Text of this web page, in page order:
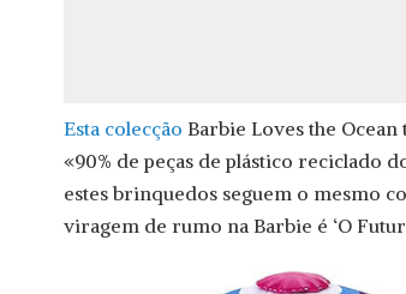
Esta colecção Barbie Loves the
«90% de peças de plástico reciclado
estes brinquedos seguem o mesmo
viragem de rumo na Barbie é ‘O